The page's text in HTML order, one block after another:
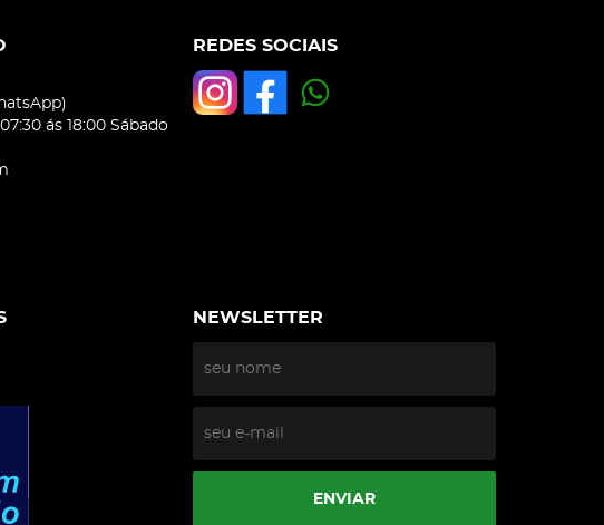
ás 18:00 Sábado
REDES SOCIAIS
NEWSLETTER
ENVIAR